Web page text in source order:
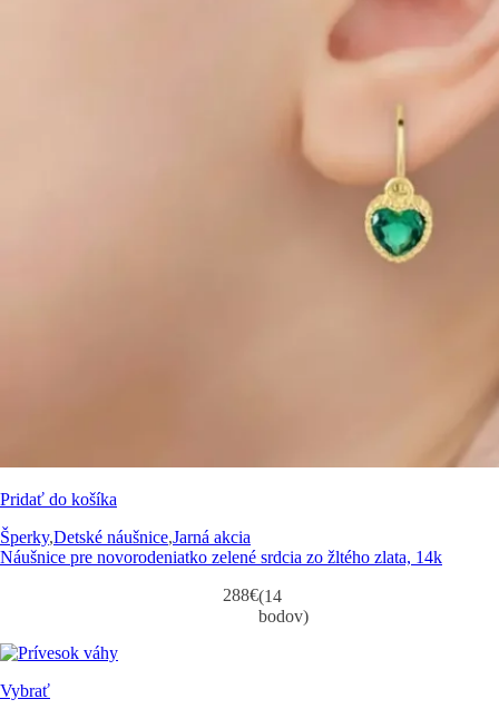
Pridať do košíka
Šperky,Detské náušnice,Jarná akcia
Náušnice pre novorodeniatko zelené srdcia zo žltého zlata, 14k
288€(14
bodov)
Vybrať